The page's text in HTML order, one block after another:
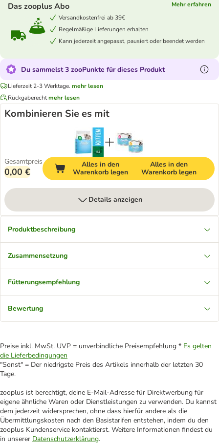
Das zooplus Abo
Mehr erfahren
Versandkostenfrei ab 39€
Regelmäßige Lieferungen erhalten
Kann jederzeit angepasst, pausiert oder beendet werden
Du sammelst 3 zooPunkte für dieses Produkt
Lieferzeit 2-3 Werktage. mehr lesen
Rückgaberechtmehr lesen
Kombinieren Sie es mit
Gesamtpreis
0,00 €
Alles in den
Warenkorb legen
Alles in den
Warenkorb legen
Details anzeigen
Produktbeschreibung
Zusammensetzung
Fütterungsempfehlung
Bewertung
Preise inkl. MwSt. UVP = unverbindliche Preisempfehlung * Es gelten
die Lieferbedingungen
"Sonst" = Der niedrigste Preis des Artikels innerhalb der letzten 30
Tage.
zooplus ist berechtigt, deine E-Mail-Adresse für Direktwerbung für
eigene ähnliche Waren oder Dienstleistungen zu verwenden. Du kannst
dem jederzeit widersprechen, ohne dass hierfür andere als die
Übermittlungskosten nach den Basistarifen entstehen, indem du den
zooplus Kundenservice kontaktierst. Weitere Informationen findest du
in unserer Datenschutzerklärung.